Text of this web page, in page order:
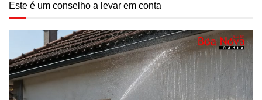
Este é um conselho a levar em conta